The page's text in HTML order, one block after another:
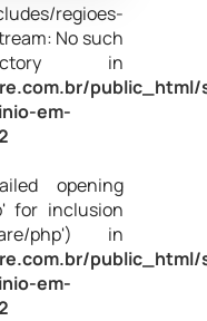
regioes-
No such
in
public_html/
em-
opening
for inclusion
php') in
public_html/
em-